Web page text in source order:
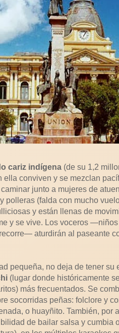
cariz indígena (de su 1,2
ella conviven y se mezclan
junto a mujeres de
polleras (falda con mucho
y están llenas de
y se vive. Los voceros
aturdirán al paseante
pequeña, no deja de tener su
(lugar donde históricamente
más frecuentados. Se
socorridas peñas: folclore y
o huayñito. También, por
de bailar salsa y cumbia